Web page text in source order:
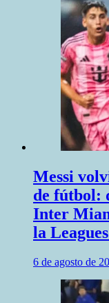
Messi
de fútbol:
Inter
la
6 de agosto de